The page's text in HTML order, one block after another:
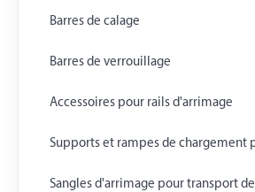
Barres de calage
Barres de verrouillage
Accessoires pour rails d'arrimage
Supports et rampes de chargement
Sangles d'arrimage pour transport